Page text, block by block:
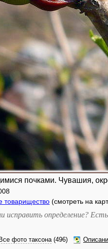
почками. Чувашия,
товарищество (смотреть на
определение? Есть
Все фото таксона(496)